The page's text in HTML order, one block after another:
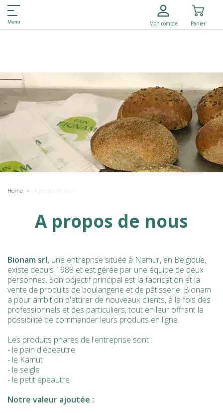
Menu Mon compte Panier
Home
A propos de nous
Bionam srl, une entreprise située à Namur, en Belgique,
existe depuis 1988 et est gérée par une équipe de deux
personnes. Son objectif principal est la fabrication et la
vente de produits de boulangerie et de pâtisserie. Bionam
a pour ambition d'attirer de nouveaux clients, à la fois des
professionnels et des particuliers, tout en leur offrant la
possibilité de commander leurs produits en ligne.
Les produits phares de l'entreprise sont :
- le pain d'épeautre
- le Kamut
- le seigle
- le petit épeautre
Notre valeur ajoutée :